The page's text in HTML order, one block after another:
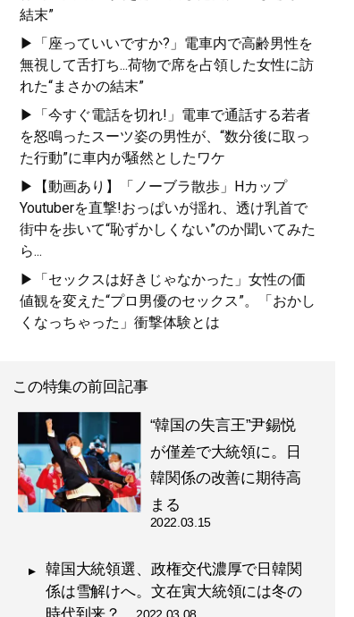
結末”
▶「座っていいですか?」電車内で高齢男性を
無視して舌打ち...荷物で席を占領した女性に訪
れた“まさかの結末”
▶「今すぐ電話を切れ!」電車で通話する若者
を怒鳴ったスーツ姿の男性が、“数分後に取っ
た行動”に車内が騒然としたワケ
▶【動画あり】「ノーブラ散歩」Hカップ
Youtuberを直撃!おっぱいが揺れ、透け乳首で
街中を歩いて“恥ずかしくない”のか聞いてみた
ら...
▶「セックスは好きじゃなかった」女性の価
値観を変えた“プロ男優のセックス”。「おかし
くなっちゃった」衝撃体験とは
この特集の前回記事
“韓国の失言王”尹錫悦
が僅差で大統領に。日
韓関係の改善に期待高
まる
2022.03.15
韓国大統領選、政権交代濃厚で日韓関
係は雪解けへ。文在寅大統領には冬の